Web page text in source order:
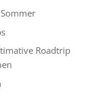
Roadtrip